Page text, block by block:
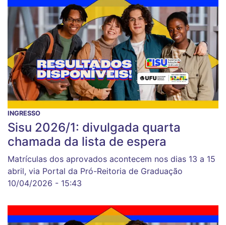
INGRESSO
Sisu 2026/1: divulgada quarta
chamada da lista de espera
Matrículas dos aprovados acontecem nos dias 13 a 15
abril, via Portal da Pró-Reitoria de Graduação
10/04/2026 - 15:43